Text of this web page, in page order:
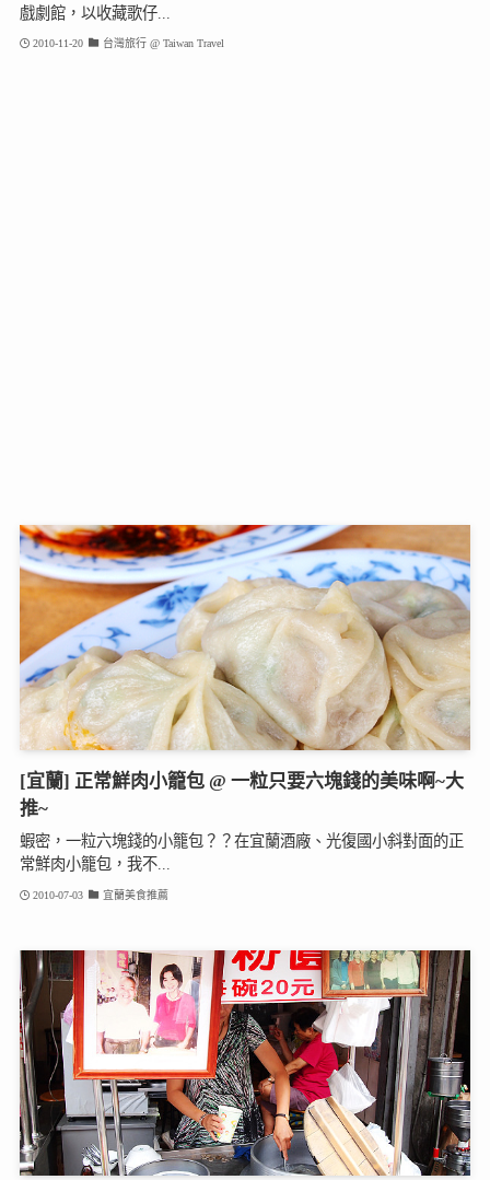
戲劇館，以收藏歌仔...
2010-11-20 台灣旅行 @ Taiwan Travel
[宜蘭] 正常鮮肉小籠包 @ 一粒只要六塊錢的美味啊~大
推~
蝦密，一粒六塊錢的小籠包？？在宜蘭酒廠、光復國小斜對面的正
常鮮肉小籠包，我不...
2010-07-03 宜蘭美食推薦